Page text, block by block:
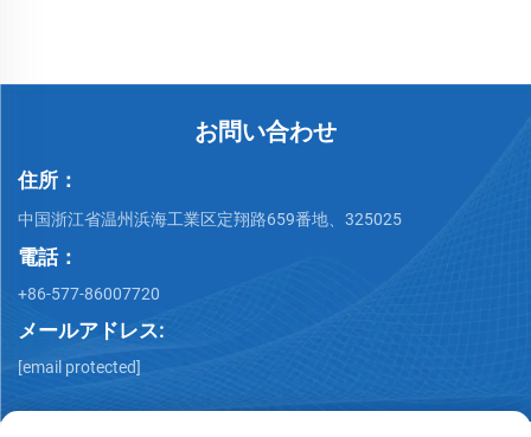
お問い合わせ
住所：
中国浙江省温州浜海工業区定翔路659番地、325025
電話：
+86-577-86007720
メールアドレス:
[email protected]